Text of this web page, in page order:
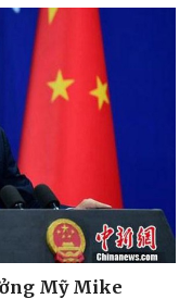
Mỹ Mike